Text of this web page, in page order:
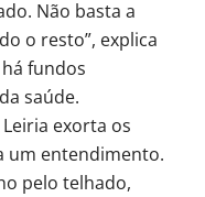
Não basta a
o resto”, explica
fundos
saúde.
exorta os
um entendimento.
pelo telhado,